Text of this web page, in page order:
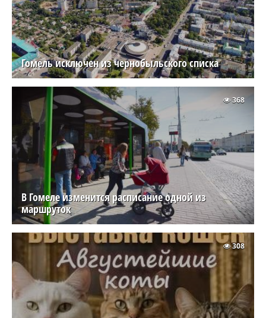
Гомель исключен из чернобыльского списка
В Гомеле изменится расписание одной из
маршруток
368
308